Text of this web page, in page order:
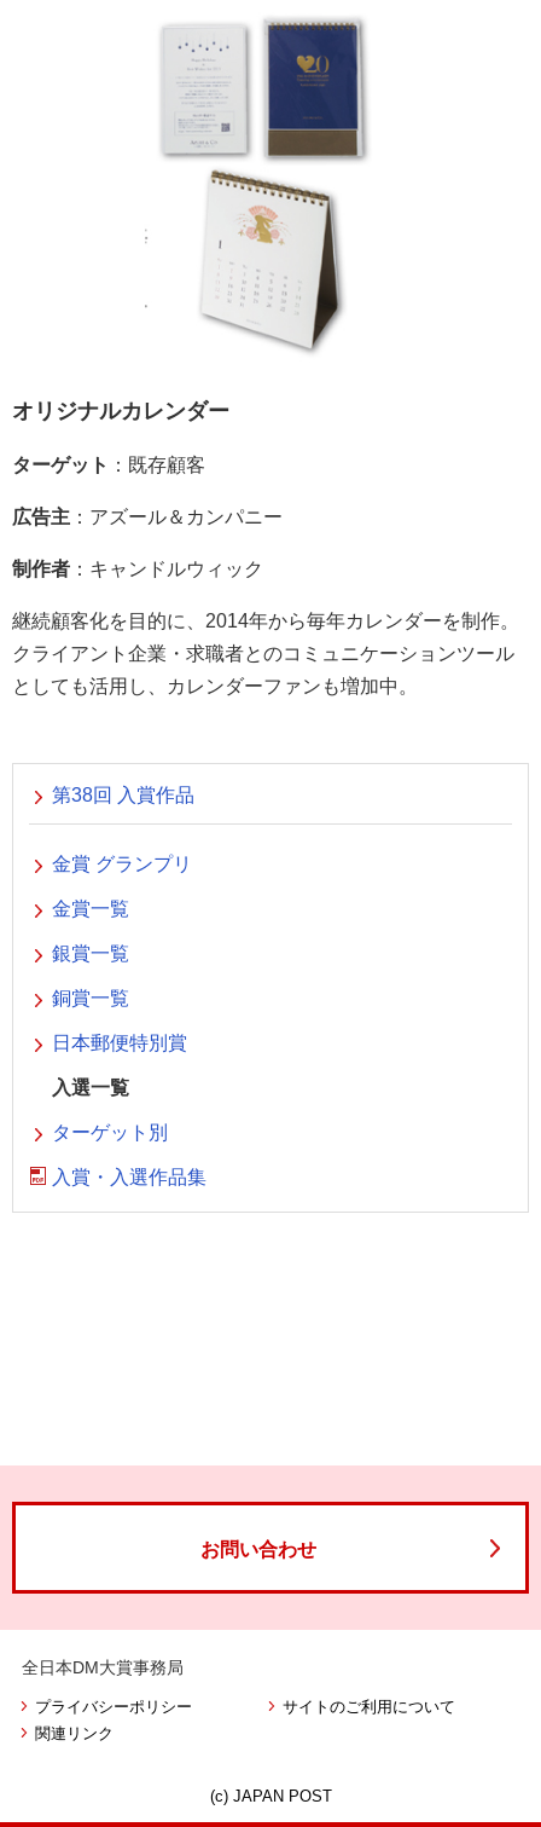
オリジナルカレンダー
ターゲット ：既存顧客
広告主 ：アズール＆カンパニー
制作者 ：キャンドルウィック
継続顧客化を目的に、2014年から毎年カレンダーを制作。
クライアント企業・求職者とのコミュニケーションツール
としても活用し、カレンダーファンも増加中。
第38回 入賞作品
金賞 グランプリ
金賞一覧
銀賞一覧
銅賞一覧
日本郵便特別賞
入選一覧
ターゲット別
入賞・入選作品集
お問い合わせ
全日本DM大賞事務局
プライバシーポリシー
サイトのご利用について
関連リンク
(c) JAPAN POST